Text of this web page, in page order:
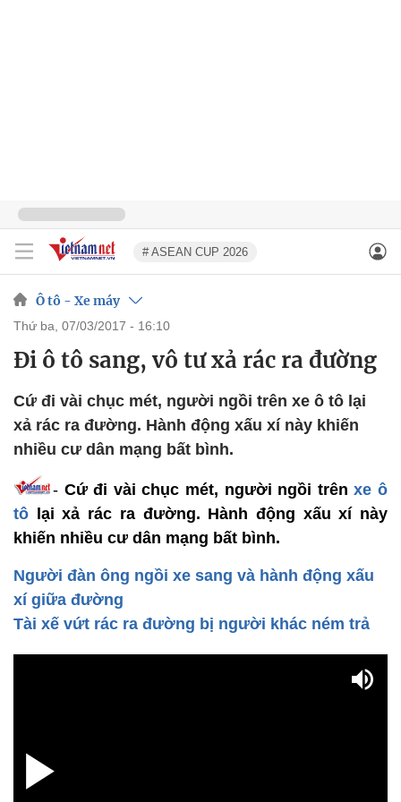
# ASEAN CUP 2026
Ô tô - Xe máy
thứ ba, 07/03/2017 - 16:10
Đi ô tô sang, vô tư xả rác ra đường
Cứ đi vài chục mét, người ngồi trên xe ô tô lại
xả rác ra đường. Hành động xấu xí này khiến
nhiều cư dân mạng bất bình.
- Cứ đi vài chục mét, người ngồi trênxe ô
tô
lại xả rác ra đường. Hành động xấu xí này
khiến nhiều cư dân mạng bất bình.
Người đàn ông ngồi xe sang và hành động xấu
xí giữa đường
Tài xế vứt rác ra đường bị người khác ném trả